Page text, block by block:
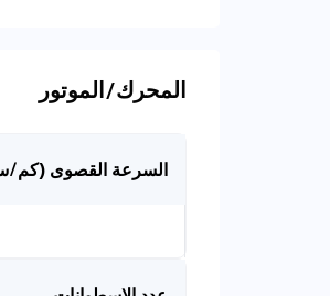
المحرك/الموتور
السرعة القصوى (كم/